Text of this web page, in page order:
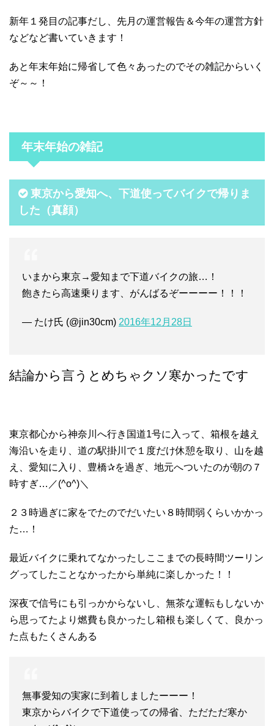
新年１発目の記事だし、先月の運営報告＆今年の運営方針
などなど書いていきます！
あと年末年始に帰省して色々あったのでその雑記からいく
ぞ～～！
年末年始の雑記
東京から愛知へ、下道使ってバイクで帰りま
した（真顔）
いまから東京→愛知まで下道バイクの旅…！
飽きたら高速乗ります、がんばるぞーーーー！！！
— たけ氏 (@jin30cm) 2016年12月28日
結論から言うとめちゃクソ寒かったです
東京都心から神奈川へ行き国道1号に入って、箱根を越え
海沿いを走り、道の駅掛川で１度だけ休憩を取り、山を越
え、愛知に入り、豊橋✰を過ぎ、地元へついたのが朝の７
時すぎ…／(^o^)＼
２３時過ぎに家をでたのでだいたい８時間弱くらいかかっ
た…！
最近バイクに乗れてなかったしここまでの長時間ツーリン
グってしたことなかったから単純に楽しかった！！
深夜で信号にも引っかからないし、無茶な運転もしないか
ら思ってたより燃費も良かったし箱根も楽しくて、良かっ
た点もたくさんある
無事愛知の実家に到着しましたーーー！
東京からバイクで下道使っての帰省、ただただ寒か